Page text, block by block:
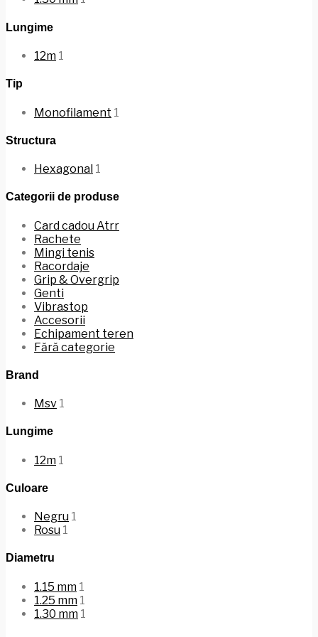
Lungime
12m 1
Tip
Monofilament 1
Structura
Hexagonal 1
Categorii de produse
Card cadou Atrr
Rachete
Mingi tenis
Racordaje
Grip & Overgrip
Genti
Vibrastop
Accesorii
Echipament teren
Fără categorie
Brand
Msv 1
Lungime
12m 1
Culoare
Negru 1
Rosu 1
Diametru
1.15 mm 1
1.25 mm 1
1.30 mm 1